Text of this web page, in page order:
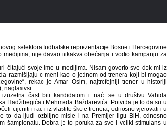
selektora fudbalske reprezentacije Bosne i Hercegovine
medijima, nije davao nikakva obećanja i vodio kampanju za
čitajući svoje ime u medijima. Nisam govorio sve dok mi iz
razmišljaju o meni kao o jednom od trenera koji bi mogao
rekao je Amar Osim, najtrofejniji trener u historiji
naglasivši:
čast biti kandidatom i naći se u društvu Vahida
Hadžibegića i Mehmeda Baždarevića. Potvrda je to da su u
cijeniti i rad i iz vlastite škole trenera, odnosno vjerovati i u
to da ljudi ozbiljno misle i na Premijer ligu BiH, odnosno
šampionatu. Dobra je to poruka za sve i veliki stimulans u